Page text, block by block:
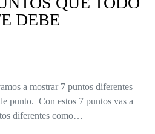
DEBE
a mostrar 7 puntos diferentes
punto. Con estos 7 puntos vas a
diferentes como…